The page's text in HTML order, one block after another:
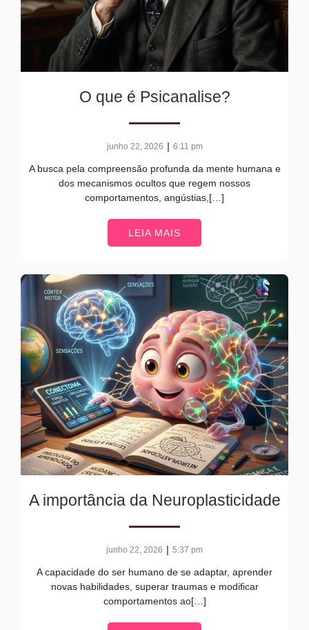
O que é Psicanalise?
junho 22, 2026 | 6:11 pm
A busca pela compreensão profunda da mente humana e
dos mecanismos ocultos que regem nossos
comportamentos, angústias,[…]
LEIA MAIS
A importância da Neuroplasticidade
junho 22, 2026 | 5:37 pm
A capacidade do ser humano de se adaptar, aprender
novas habilidades, superar traumas e modificar
comportamentos ao[…]